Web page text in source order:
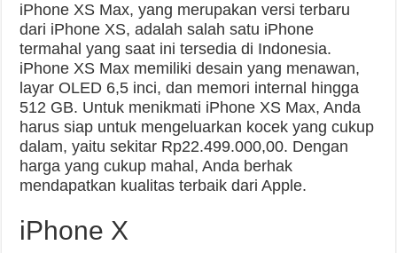
iPhone XS Max, yang merupakan versi terbaru
dari iPhone XS, adalah salah satu iPhone
termahal yang saat ini tersedia di Indonesia.
iPhone XS Max memiliki desain yang menawan,
layar OLED 6,5 inci, dan memori internal hingga
512 GB. Untuk menikmati iPhone XS Max, Anda
harus siap untuk mengeluarkan kocek yang cukup
dalam, yaitu sekitar Rp22.499.000,00. Dengan
harga yang cukup mahal, Anda berhak
mendapatkan kualitas terbaik dari Apple.
iPhone X